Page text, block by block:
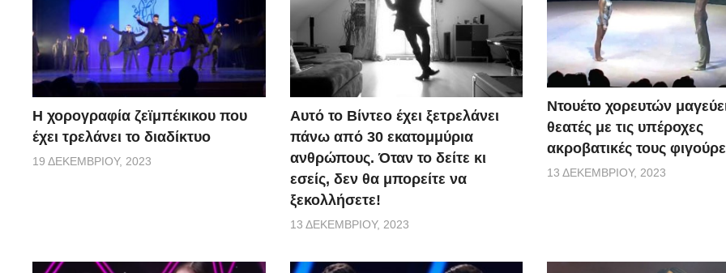
Η χορογραφία ζεϊμπέκικου που
έχει τρελάνει το διαδίκτυο
19 ΔΕΚΕΜΒΡΊΟΥ, 2023
Αυτό το Βίντεο έχει ξετρελάνει
πάνω από 30 εκατομμύρια
ανθρώπους. Όταν το δείτε κι
εσείς, δεν θα μπορείτε να
ξεκολλήσετε!
13 ΔΕΚΕΜΒΡΊΟΥ, 2023
Ντουέτο χορευτών
θεατές με τις υπέροχες
ακροβατικές τους
13 ΔΕΚΕΜΒΡΊΟΥ, 2023